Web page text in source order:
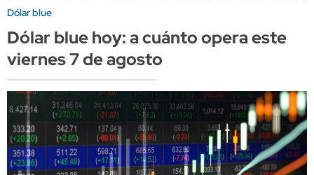
Dólar blue
Dólar blue hoy: a cuánto opera este
viernes 7 de agosto